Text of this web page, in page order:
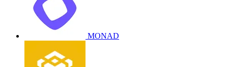
MONAD